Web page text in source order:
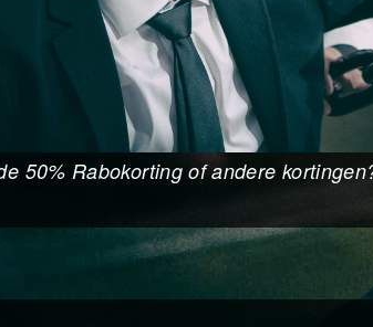
50% Rabokorting of andere